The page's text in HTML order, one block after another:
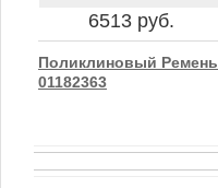
6513 руб.
Поликлиновый Ремень
01182363